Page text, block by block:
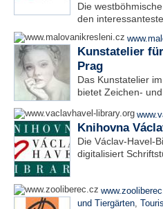
Die
den
Kunstatelier
Prag
Das Kunstatelier
bietet Zeichen-
Knihovna
Die Václav-Havel-
digitalisiert
und Tiergärten,